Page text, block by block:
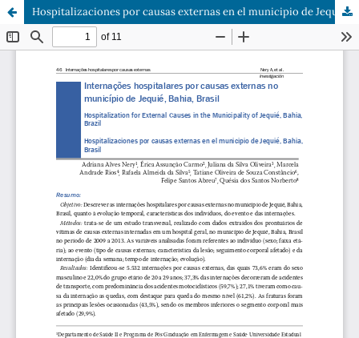
Hospitalizaciones por causas externas en el municipio de Jequié, Bahia, Brasil